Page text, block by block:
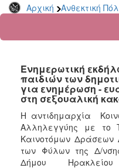
Αρχική Ανθεκτική
Ανακοινώσεις
για
Οικονομική
Αδυναμία
&
Φυσικές
Καταστροφές
Κέντρα
Κοινοτικής
Eνημερωτική
παιδιών των
για ενημέρωση -
στη σεξουαλική
Η αντιδημαρχία
Αλληλεγγύης με το
Καινοτόμων Δράσεων
των Φύλων της Δ/
Δήμου